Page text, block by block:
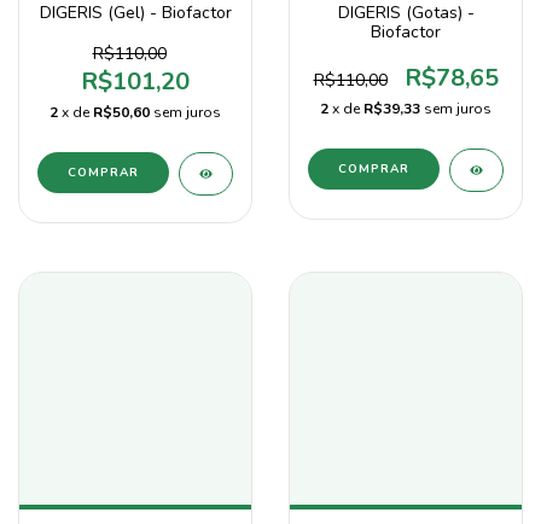
DIGERIS (Gel) - Biofactor
R$110,00
R$101,20
2x deR$50,60 sem juros
DIGERIS (Gotas) -
Biofactor
R$110,00 R$78,65
2x deR$39,33 sem juros